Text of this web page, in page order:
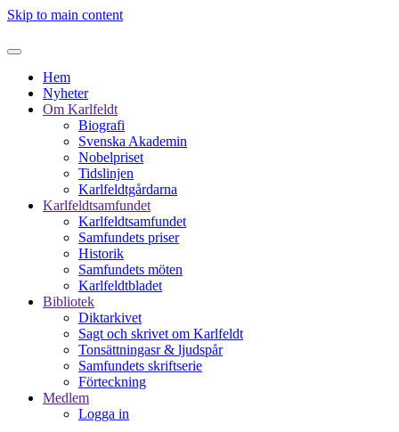
Skip to main content
Hem
Nyheter
Om Karlfeldt
Biografi
Svenska Akademin
Nobelpriset
Tidslinjen
Karlfeldtgårdarna
Karlfeldtsamfundet
Karlfeldtsamfundet
Samfundets priser
Historik
Samfundets möten
Karlfeldtbladet
Bibliotek
Diktarkivet
Sagt och skrivet om Karlfeldt
Tonsättningasr & ljudspår
Samfundets skriftserie
Förteckning
Medlem
Logga in